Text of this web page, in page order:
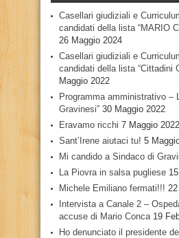
Casellari giudiziali e
candidati della lista “MARIO
26 Maggio 2024
Casellari giudiziali e
candidati della lista “Cittadini
Maggio 2022
Programma amministrativo –
Gravinesi” 30 Maggio 2022
Eravamo ricchi 7 Maggio 2022
Sant’Irene aiutaci tu! 5
Mi candido a Sindaco di
La Piovra in salsa pugliese
Michele Emiliano fermati!!!
Intervista a Canale 2 –
accuse di Mario Conca 19
Ho denunciato il presidente